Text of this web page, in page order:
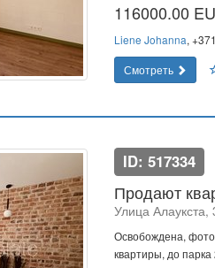
116000.00
Liene Johanna,
Смотреть
ID: 517334
Продают
Улица
Освобождена,
квартиры, до парка